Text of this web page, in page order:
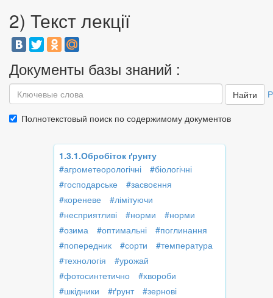
2) Текст лекції
Документы базы знаний :
Найти
Полнотекстовый поиск по содержимому документов
1.3.1.Обробіток ґрунту
#агрометеорологічні
#біологічні
#господарське
#засвоєння
#кореневе
#лімітуючи
#несприятливі
#норми
#норми
#озима
#оптимальні
#поглинання
#попередник
#сорти
#температура
#технологія
#урожай
#фотосинтетично
#хвороби
#шкідники
#ґрунт
#зернові